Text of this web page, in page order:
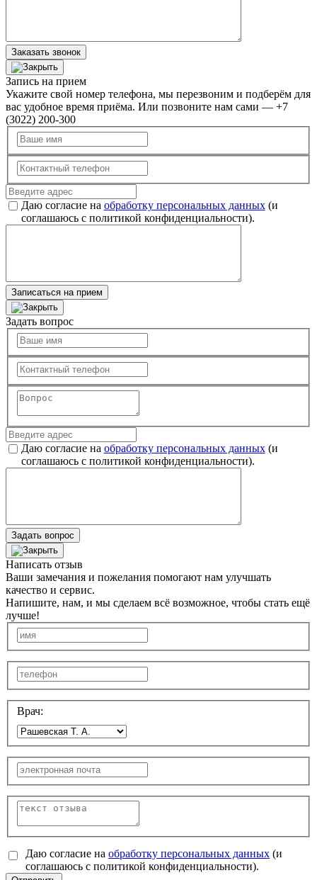
Заказать звонок
Запись на прием
Укажите свой номер телефона, мы перезвоним и подберём для
вас удобное время приёма. Или позвоните нам сами — +7
(3022) 200-300
Даю согласие на обработку персональных данных(и
соглашаюсь с политикой конфиденциальности).
Записаться на прием
Задать вопрос
Даю согласие на обработку персональных данных(и
соглашаюсь с политикой конфиденциальности).
Задать вопрос
Написать отзыв
Ваши замечания и пожелания помогают нам улучшать
качество и сервис.
Напишите, нам, и мы сделаем всё возможное, чтобы стать ещё
лучше!
Врач:
Даю согласие на обработку персональных данных (и
соглашаюсь с политикой конфиденциальности).